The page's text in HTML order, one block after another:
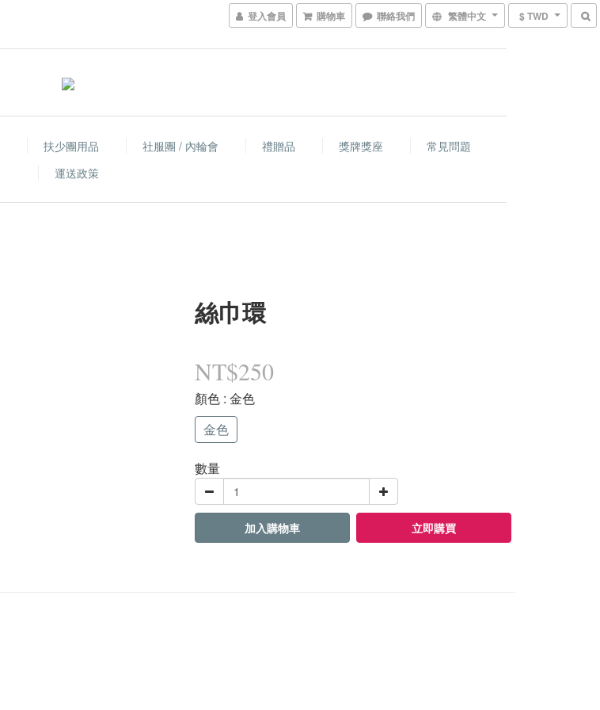
登入會員 購物車 聯絡我們 繁體中文 $ TWD
扶少團用品 社服團 / 內輪會 禮贈品 獎牌獎座
常見問題
運送政策
絲巾環
NT$250
顏色 : 金色
金色
數量
加入購物車 立即購買